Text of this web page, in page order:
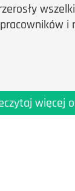
i
więcej o